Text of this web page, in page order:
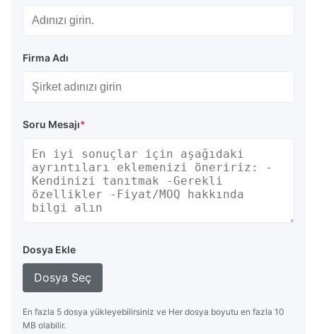
Firma Adı
Soru Mesajı*
Dosya Ekle
Dosya Seç
En fazla 5 dosya yükleyebilirsiniz ve Her dosya boyutu en fazla 10
MB olabilir.